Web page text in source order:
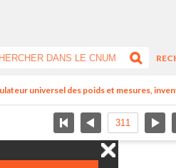
universel des poids et mesures,